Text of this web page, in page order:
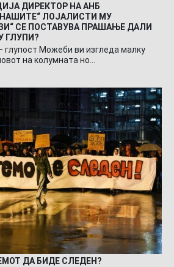
ДИРЕКТОР НА АНБ
ЛОЈАЛИСТИ МУ
СЕ ПОСТАВУВА ПРАШАЊЕ ДАЛИ
ГЛУПИ?
глупост Можеби ви изгледа малку
на колумната но…
ДА БИДЕ СЛЕДЕН?